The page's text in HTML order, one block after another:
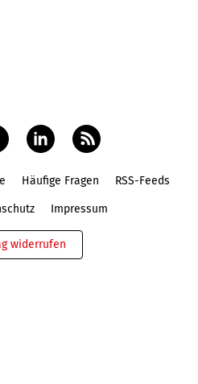
Häufige Fragen RSS-Feeds
Impressum
widerrufen